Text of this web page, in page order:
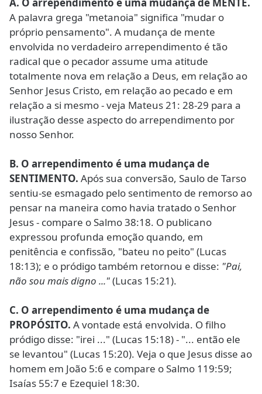
A palavra grega "metanoia" significa "mudar o
próprio pensamento". A mudança de mente
envolvida no verdadeiro arrependimento é tão
radical que o pecador assume uma atitude
totalmente nova em relação a Deus, em relação ao
Senhor Jesus Cristo, em relação ao pecado e em
relação a si mesmo - veja Mateus 21: 28-29 para a
ilustração desse aspecto do arrependimento por
nosso Senhor.
B. O arrependimento é uma mudança de
SENTIMENTO. Após sua conversão, Saulo de Tarso
sentiu-se esmagado pelo sentimento de remorso ao
pensar na maneira como havia tratado o Senhor
Jesus - compare o Salmo 38:18. O publicano
expressou profunda emoção quando, em
penitência e confissão, "bateu no peito" (Lucas
18:13); e o pródigo também retornou e disse: "Pai,
não sou mais digno ..."(Lucas 15:21).
C. O arrependimento é uma mudança de
PROPÓSITO. A vontade está envolvida. O filho
pródigo disse: "irei ..." (Lucas 15:18) - "... então ele
se levantou" (Lucas 15:20). Veja o que Jesus disse ao
homem em João 5:6 e compare o Salmo 119:59;
Isaías 55:7 e Ezequiel 18:30.